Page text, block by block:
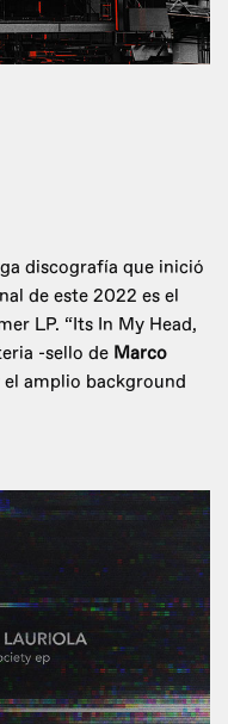
discografía que inició
de este 2022 es el
LP. “Its In My Head,
-sello de Marco
amplio background